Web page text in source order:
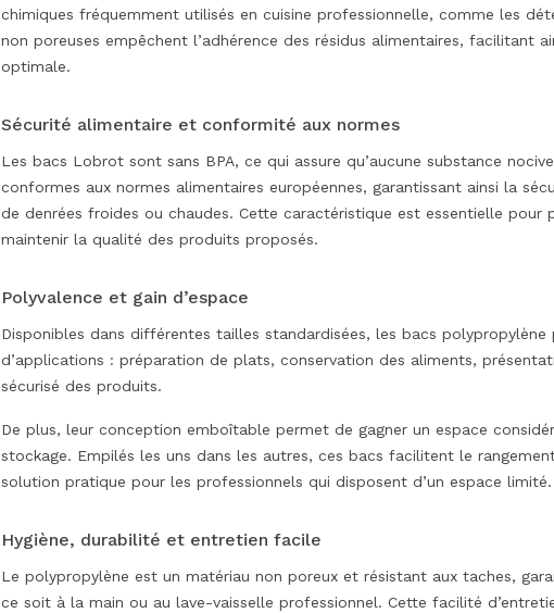
chimiques fréquemment utilisés en cuisine professionnelle, comme les
non poreuses empêchent l’adhérence des résidus alimentaires, facilitant
optimale.
Sécurité alimentaire et conformité aux normes
Les bacs Lobrot sont sans BPA, ce qui assure qu’aucune substance
conformes aux normes alimentaires européennes, garantissant ainsi la
de denrées froides ou chaudes. Cette caractéristique est essentielle pour
maintenir la qualité des produits proposés.
Polyvalence et gain d’espace
Disponibles dans différentes tailles standardisées, les bacs
d’applications : préparation de plats, conservation des aliments,
sécurisé des produits.
De plus, leur conception emboîtable permet de gagner un espace
stockage. Empilés les uns dans les autres, ces bacs facilitent le
solution pratique pour les professionnels qui disposent d’un espace limité.
Hygiène, durabilité et entretien facile
Le polypropylène est un matériau non poreux et résistant aux taches,
ce soit à la main ou au lave-vaisselle professionnel. Cette facilité